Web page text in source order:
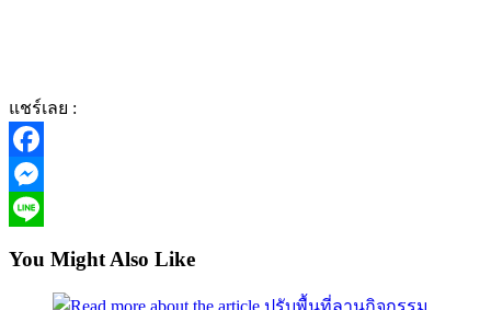
แชร์เลย :
Facebook
Messenger
You Might Also Like